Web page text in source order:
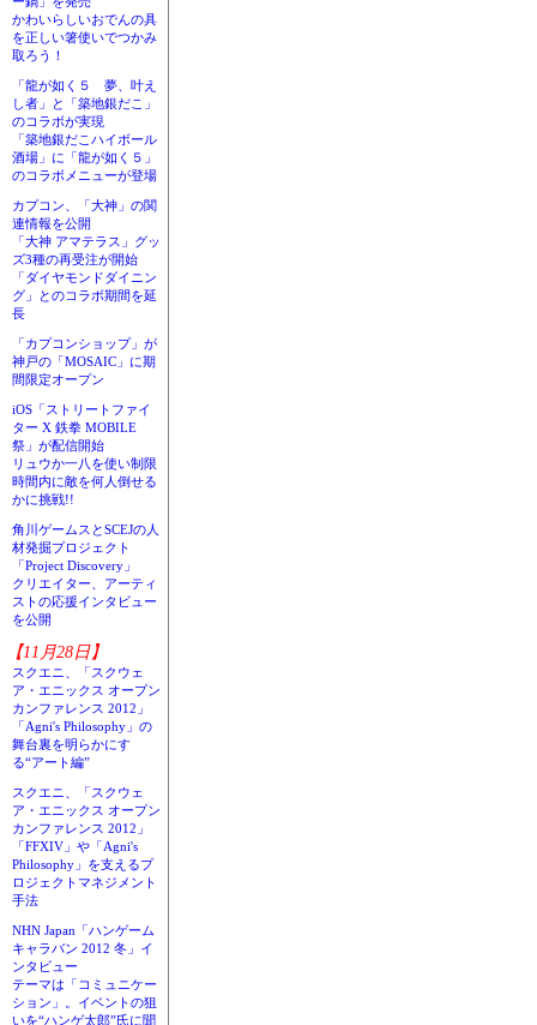
かわいらしいおでんの具
を正しい箸使いでつかみ
取ろう！
「龍が如く５ 夢、叶え
し者」と「築地銀だこ」
のコラボが実現
「築地銀だこハイボール
酒場」に「龍が如く５」
のコラボメニューが登場
カプコン、「大神」の関
連情報を公開
「大神 アマテラス」グッ
ズ3種の再受注が開始
「ダイヤモンドダイニン
グ」とのコラボ期間を延
長
「カプコンショップ」が
神戸の「MOSAIC」に期
間限定オープン
iOS「ストリートファイ
ター X 鉄拳 MOBILE
祭」が配信開始
リュウか一八を使い制限
時間内に敵を何人倒せる
かに挑戦!!
角川ゲームスとSCEJの人
材発掘プロジェクト
「Project Discovery」
クリエイター、アーティ
ストの応援インタビュー
を公開
【11月28日】
スクエニ、「スクウェ
ア・エニックス オープン
カンファレンス 2012」
「Agni's Philosophy」の
舞台裏を明らかにす
る“アート編”
スクエニ、「スクウェ
ア・エニックス オープン
カンファレンス 2012」
「FFXIV」や「Agni's
Philosophy」を支えるプ
ロジェクトマネジメント
手法
NHN Japan「ハンゲーム
キャラバン 2012 冬」イ
ンタビュー
テーマは「コミュニケー
ション」。イベントの狙
いを“ハンゲ太郎”氏に聞